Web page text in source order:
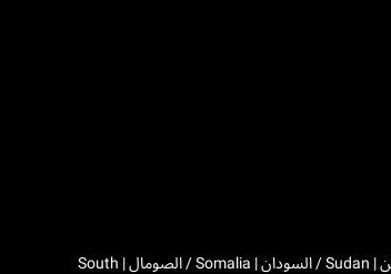
Algeria / الجزائر | Djibouti / جيبوتي | Egypt / مصر | Western Sahara / الصحراء الغربية | Libya / ليبيا | Morocco / المغرب | Mauritania / موريتانيا | Palestine / فلسطين | Sudan / السودان | Somalia / الصومال | South